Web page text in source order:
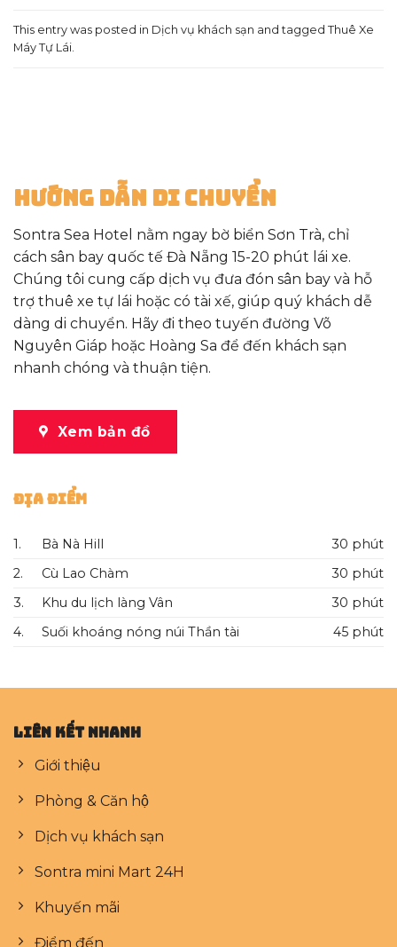
This entry was posted in Dịch vụ khách sạn and tagged Thuê Xe
Máy Tự Lái
Hướng Dẫn Di Chuyển
Sontra Sea Hotel nằm ngay bờ biển Sơn Trà, chỉ
cách sân bay quốc tế Đà Nẵng 15-20 phút lái xe.
Chúng tôi cung cấp dịch vụ đưa đón sân bay và hỗ
trợ thuê xe tự lái hoặc có tài xế, giúp quý khách dễ
dàng di chuyển. Hãy đi theo tuyến đường Võ
Nguyên Giáp hoặc Hoàng Sa để đến khách sạn
nhanh chóng và thuận tiện.
Xem bản đồ
Địa Điểm
1. Bà Nà Hill
30 phút
2.
Cù Lao Chàm
30 phút
3.
Khu du lịch làng Vân
30 phút
4.
Suối khoáng nóng núi Thần tài 45 phút
Liên kết nhanh
Giới thiệu
Phòng & Căn hộ
Dịch vụ khách sạn
Sontra mini Mart 24H
Khuyến mãi
Điểm đến